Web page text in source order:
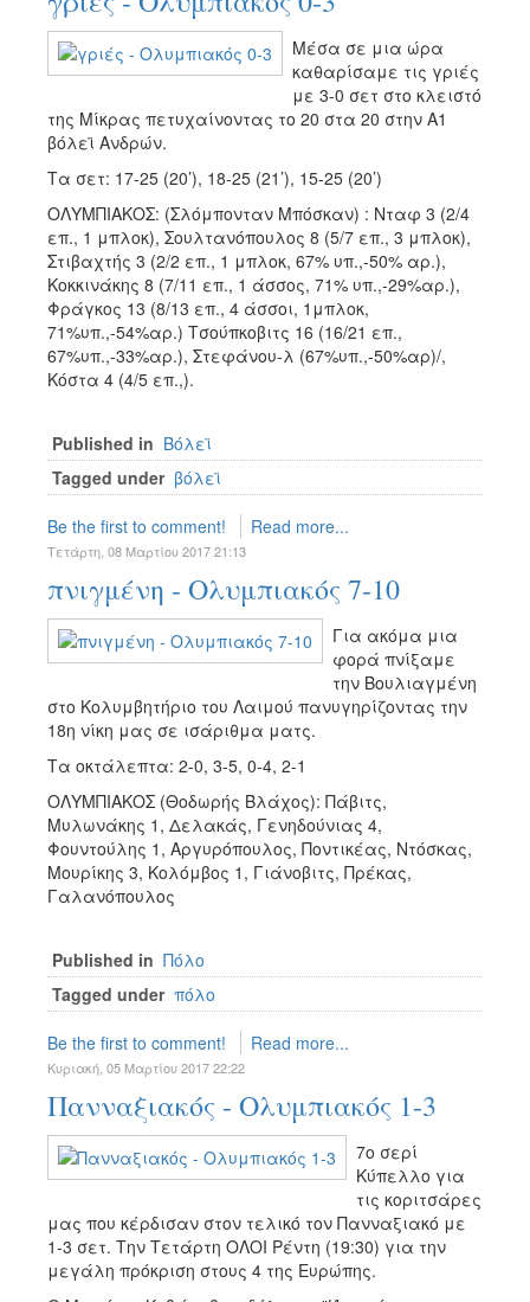
Μέσα σε μια ώρα
καθαρίσαμε τις γριές
με 3-0 σετ στο κλειστό
της Μίκρας πετυχαίνοντας το 20 στα 20 στην Α1
βόλεϊ Ανδρών.
Τα σετ: 17-25 (20’), 18-25 (21’), 15-25 (20’)
ΟΛΥΜΠΙΑΚΟΣ: (Σλόμπονταν Μπόσκαν) : Νταφ 3 (2/4
επ., 1 μπλοκ), Σουλτανόπουλος 8 (5/7 επ., 3 μπλοκ),
Στιβαχτής 3 (2/2 επ., 1 μπλοκ, 67% υπ.,-50% αρ.),
Κοκκινάκης 8 (7/11 επ., 1 άσσος, 71% υπ.,-29%αρ.),
Φράγκος 13 (8/13 επ., 4 άσσοι, 1μπλοκ,
71%υπ.,-54%αρ.) Τσούπκοβιτς 16 (16/21 επ.,
67%υπ.,-33%αρ.), Στεφάνου-λ (67%υπ.,-50%αρ)/,
Κόστα 4 (4/5 επ.,).
Published in Βόλεϊ
Tagged under βόλεϊ
Be the first to comment! Read more...
Τετάρτη, 08 Μαρτίου 2017 21:13
πνιγμένη - Ολυμπιακός 7-10
Για ακόμα μια
φορά πνίξαμε
την Βουλιαγμένη
στο Κολυμβητήριο του Λαιμού πανυγηρίζοντας την
18η νίκη μας σε ισάριθμα ματς.
Τα οκτάλεπτα: 2-0, 3-5, 0-4, 2-1
ΟΛΥΜΠΙΑΚΟΣ (Θοδωρής Βλάχος): Πάβιτς,
Μυλωνάκης 1, Δελακάς, Γενηδούνιας 4,
Φουντούλης 1, Αργυρόπουλος, Ποντικέας, Ντόσκας,
Μουρίκης 3, Κολόμβος 1, Γιάνοβιτς, Πρέκας,
Γαλανόπουλος
Published in Πόλο
Tagged under πόλο
Be the first to comment! Read more...
Κυριακή, 05 Μαρτίου 2017 22:22
Πανναξιακός - Ολυμπιακός 1-3
7ο σερί
Κύπελλο για
τις κοριτσάρες
μας που κέρδισαν στον τελικό τον Πανναξιακό με
1-3 σετ. Την Τετάρτη ΟΛΟΙ Ρέντη (19:30) για την
μεγάλη πρόκριση στους 4 της Ευρώπης.